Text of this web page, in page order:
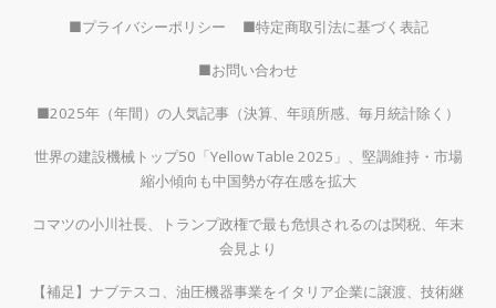
■プライバシーポリシー ■特定商取引法に基づく表記
■お問い合わせ
■2025年（年間）の人気記事（決算、年頭所感、毎月統計除く）
世界の建設機械トップ50「Yellow Table 2025」、堅調維持・市場
縮小傾向も中国勢が存在感を拡大
コマツの小川社長、トランプ政権で最も危惧されるのは関税、年末
会見より
【補足】ナブテスコ、油圧機器事業をイタリア企業に譲渡、技術継